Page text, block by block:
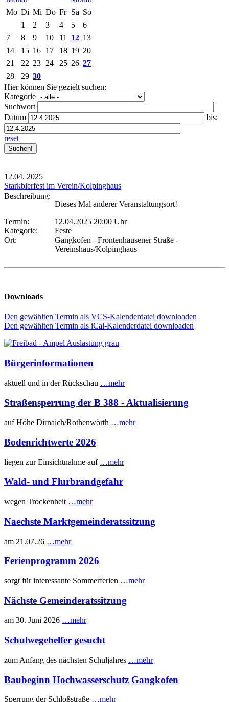
Mo Di Mi Do Fr Sa So
1
2 3 4 5
6
7
8 9 10 11 12 13
14
15 16 17 18 19 20
21
22 23 24 25 26 27
28
29 30
Hier können Sie gezielt suchen:
Kategorie
Suchwort
Datum
bis:
reset
12.04. 2025
Starkbierfest im Verein/Kolpinghaus
Beschreibung:
Dieses Mal anderer Veranstaltungsort!
Termin:
12.04.2025 20:00 Uhr
Kategorie:
Feste
Ort:
Gangkofen - Frontenhausener Straße -
Vereinshaus/Kolpinghaus
Downloads
Den gewählten Termin als VCS-Kalenderdatei downloaden
Den gewählten Termin als iCal-Kalenderdatei downloaden
Bürgerinformationen
aktuell und in der Rückschau …mehr
Straßensperrung der B 388 - Aktualisierung
auf Höhe Dirnaich/Rothenwörth …mehr
Bodenrichtwerte 2026
liegen zur Einsichtnahme auf …mehr
Wald- und Flurbrandgefahr
wegen Trockenheit …mehr
Naechste Marktgemeinderatssitzung
am 21.07.26 …mehr
Ferienprogramm 2026
sorgt für interessante Sommerferien …mehr
Nächste Gemeinderatssitzung
am 30. Juni 2026 …mehr
Schulwegehelfer gesucht
zum Anfang des nächsten Schuljahres …mehr
Baubeginn Hochwasserschutz Gangkofen
Sperrung der Schloßstraße …mehr